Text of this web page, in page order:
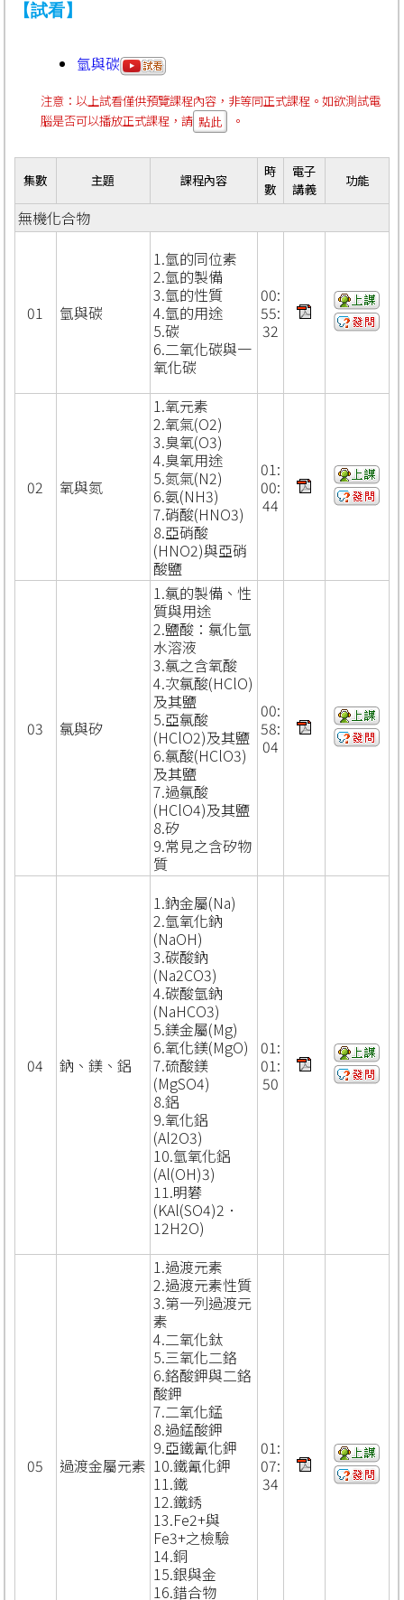
【試看】
氫與碳
注意：以上試看僅供預覽課程內容，非等同正式課程。如欲測試電
腦是否可以播放正式課程，請 點此 。
集數 主題 課程內容
時
數
電子
講義
功能
無機化合物
01 氫與碳
1.氫的同位素
2.氫的製備
3.氫的性質
4.氫的用途
5.碳
6.二氧化碳與一
氧化碳
00:
55:
32
02 氧與氮
1.氧元素
2.氧氣(O2)
3.臭氧(O3)
4.臭氧用途
5.氮氣(N2)
6.氨(NH3)
7.硝酸(HNO3)
8.亞硝酸
(HNO2)與亞硝
酸鹽
01:
00:
44
03 氯與矽
1.氯的製備、性
質與用途
2.鹽酸：氯化氫
水溶液
3.氯之含氧酸
4.次氯酸(HClO)
及其鹽
5.亞氯酸
(HClO2)及其鹽
6.氯酸(HClO3)
及其鹽
7.過氯酸
(HClO4)及其鹽
8.矽
9.常見之含矽物
質
00:
58:
04
04 鈉、鎂、鋁
1.鈉金屬(Na)
2.氫氧化鈉
(NaOH)
3.碳酸鈉
(Na2CO3)
4.碳酸氫鈉
(NaHCO3)
5.鎂金屬(Mg)
6.氧化鎂(MgO)
7.硫酸鎂
(MgSO4)
8.鋁
9.氧化鋁
(Al2O3)
10.氫氧化鋁
(Al(OH)3)
11.明礬
(KAl(SO4)2．
12H2O)
01:
01:
50
05 過渡金屬元素
1.過渡元素
2.過渡元素性質
3.第一列過渡元
素
4.二氧化鈦
5.三氧化二鉻
6.鉻酸鉀與二鉻
酸鉀
7.二氧化錳
8.過錳酸鉀
9.亞鐵氰化鉀
10.鐵氰化鉀
11.鐵
12.鐵銹
13.Fe2+與
Fe3+之檢驗
14.銅
15.銀與金
16.錯合物
01:
07:
34